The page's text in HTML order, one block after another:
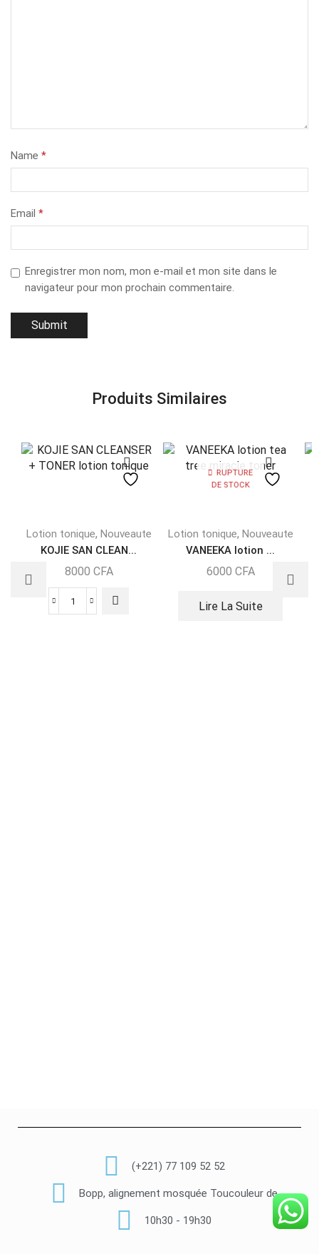
Name *
Email *
Enregistrer mon nom, mon e-mail et mon site dans le
navigateur pour mon prochain commentaire.
Produits Similaires
Lotion tonique, Nouveaute
KOJIE SAN CLEAN...
8000 CFA
RUPTURE
DE STOCK
Lotion tonique, Nouveaute
VANEEKA lotion ...
6000 CFA
Lire La Suite
(+221) 77 109 52 52
Bopp, alignement mosquée Toucouleur de
10h30 - 19h30